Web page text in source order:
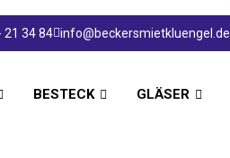
21 34 84 info@beckersmietkluengel.de
BESTECK GLÄSER